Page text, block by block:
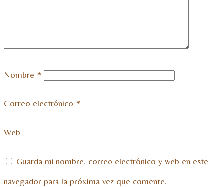
Nombre *
Correo electrónico *
Web
Guarda mi nombre, correo electrónico y web en este
navegador para la próxima vez que comente.